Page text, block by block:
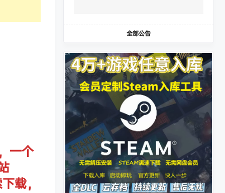
一个
载，
全部公告